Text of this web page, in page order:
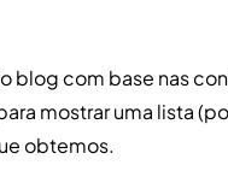
blog com base nas
mostrar uma lista
obtemos.